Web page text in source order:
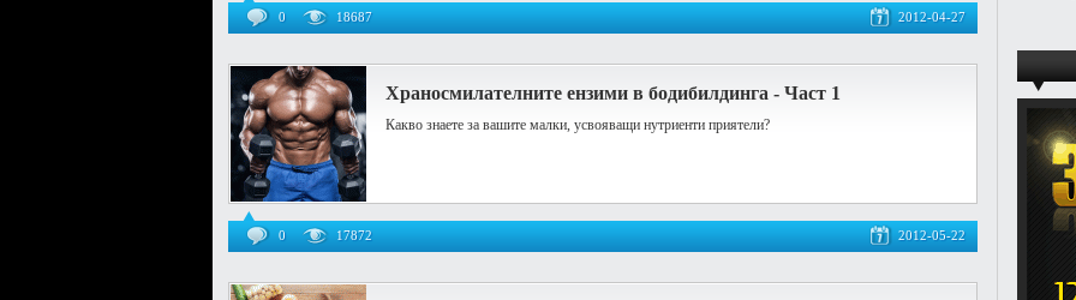
0 18687 2012-04-27
Храносмилателните ензими в бодибилдинга - Част 1
Какво знаете за вашите малки, усвояващи нутриенти приятели?
0 17872 2012-05-22